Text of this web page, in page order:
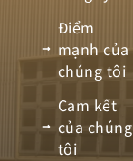
Điểm
mạnh của
chúng tôi
Cam kết
của chúng
tôi